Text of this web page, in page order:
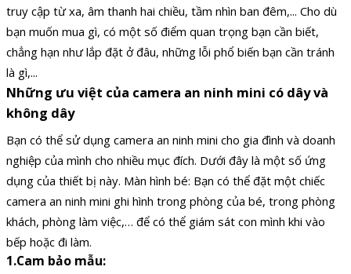
truy cập từ xa, âm thanh hai chiều, tầm nhìn ban đêm,... Cho dù
bạn muốn mua gì, có một số điểm quan trọng bạn cần biết,
chẳng hạn như lắp đặt ở đâu, những lỗi phổ biến bạn cần tránh
là gì,...
Những ưu việt của camera an ninh mini có dây và
không dây
Bạn có thể sử dụng camera an ninh mini cho gia đình và doanh
nghiệp của mình cho nhiều mục đích. Dưới đây là một số ứng
dụng của thiết bị này. Màn hình bé: Bạn có thể đặt một chiếc
camera an ninh mini ghi hình trong phòng của bé, trong phòng
khách, phòng làm việc,… để có thể giám sát con mình khi vào
bếp hoặc đi làm.
1.Cam bảo mẫu: